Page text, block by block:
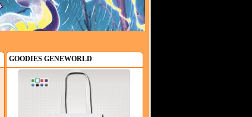
GOODIES GENEWORLD